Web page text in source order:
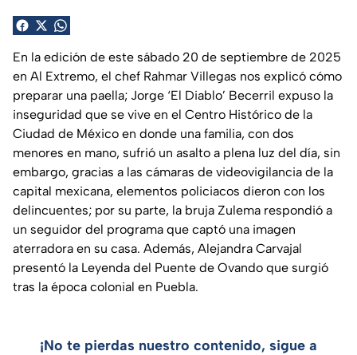
En la edición de este sábado 20 de septiembre de 2025
en Al Extremo, el chef Rahmar Villegas nos explicó cómo
preparar una paella; Jorge ‘El Diablo’ Becerril expuso la
inseguridad que se vive en el Centro Histórico de la
Ciudad de México en donde una familia, con dos
menores en mano, sufrió un asalto a plena luz del día, sin
embargo, gracias a las cámaras de videovigilancia de la
capital mexicana, elementos policiacos dieron con los
delincuentes; por su parte, la bruja Zulema respondió a
un seguidor del programa que captó una imagen
aterradora en su casa. Además, Alejandra Carvajal
presentó la Leyenda del Puente de Ovando que surgió
tras la época colonial en Puebla.
¡No te pierdas nuestro contenido, sigue a